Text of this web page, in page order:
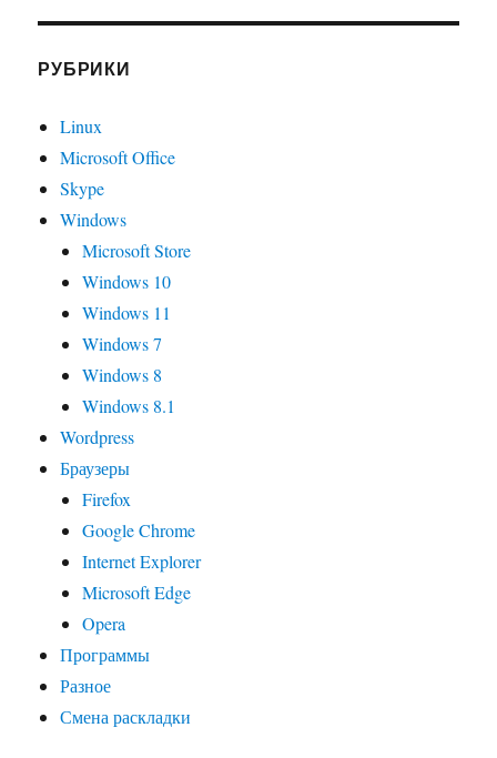
РУБРИКИ
Linux
Microsoft Office
Skype
Windows
Microsoft Store
Windows 10
Windows 11
Windows 7
Windows 8
Windows 8.1
Wordpress
Браузеры
Firefox
Google Chrome
Internet Explorer
Microsoft Edge
Opera
Программы
Разное
Смена раскладки